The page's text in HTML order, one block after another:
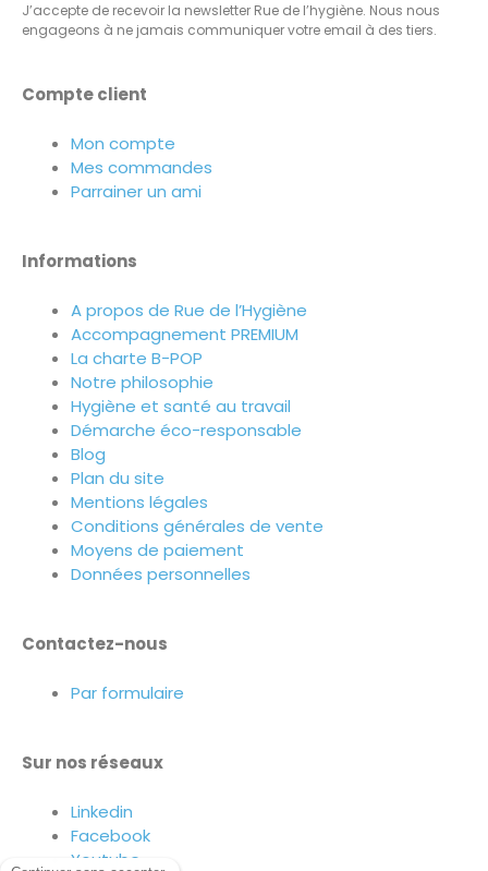
J’accepte de recevoir la newsletter Rue de l’hygiène. Nous nous
engageons à ne jamais communiquer votre email à des tiers.
Compte client
Mon compte
Mes commandes
Parrainer un ami
Informations
A propos de Rue de l’Hygiène
Accompagnement PREMIUM
La charte B-POP
Notre philosophie
Hygiène et santé au travail
Démarche éco-responsable
Blog
Plan du site
Mentions légales
Conditions générales de vente
Moyens de paiement
Données personnelles
Contactez-nous
Par formulaire
Sur nos réseaux
Linkedin
Facebook
Youtube